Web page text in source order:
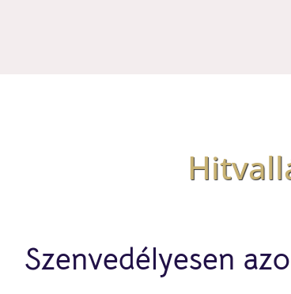
Szenvedélyesen